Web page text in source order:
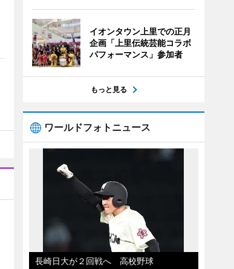
イオンタウン上里での正月
企画「上里伝統芸能コラボ
パフォーマンス」参加者
もっと見る
ワールドフォトニュース
長崎日大が２回戦へ 高校野球